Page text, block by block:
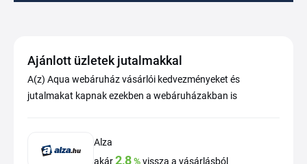
Ajánlott üzletek jutalmakkal
A(z) Aqua webáruház vásárlói kedvezményeket és
jutalmakat kapnak ezekben a webáruházakban is
Alza
akár2,8%vissza a vásárlásból